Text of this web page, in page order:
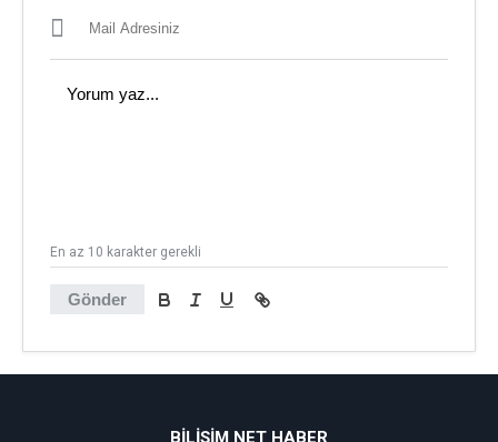
Gönder
En az 10 karakter gerekli
BİLİŞİM NET HABER